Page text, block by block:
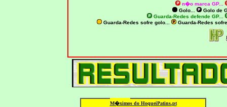
n�o marca GP...
Golo...
Golo de
Guarda-Redes defende GP...
Guarda-Redes sofre golo...
Guarda-Redes
M�ximos do HoqueiPatins.pt